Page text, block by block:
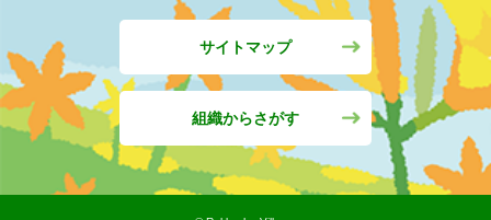
サイトマップ
組織からさがす